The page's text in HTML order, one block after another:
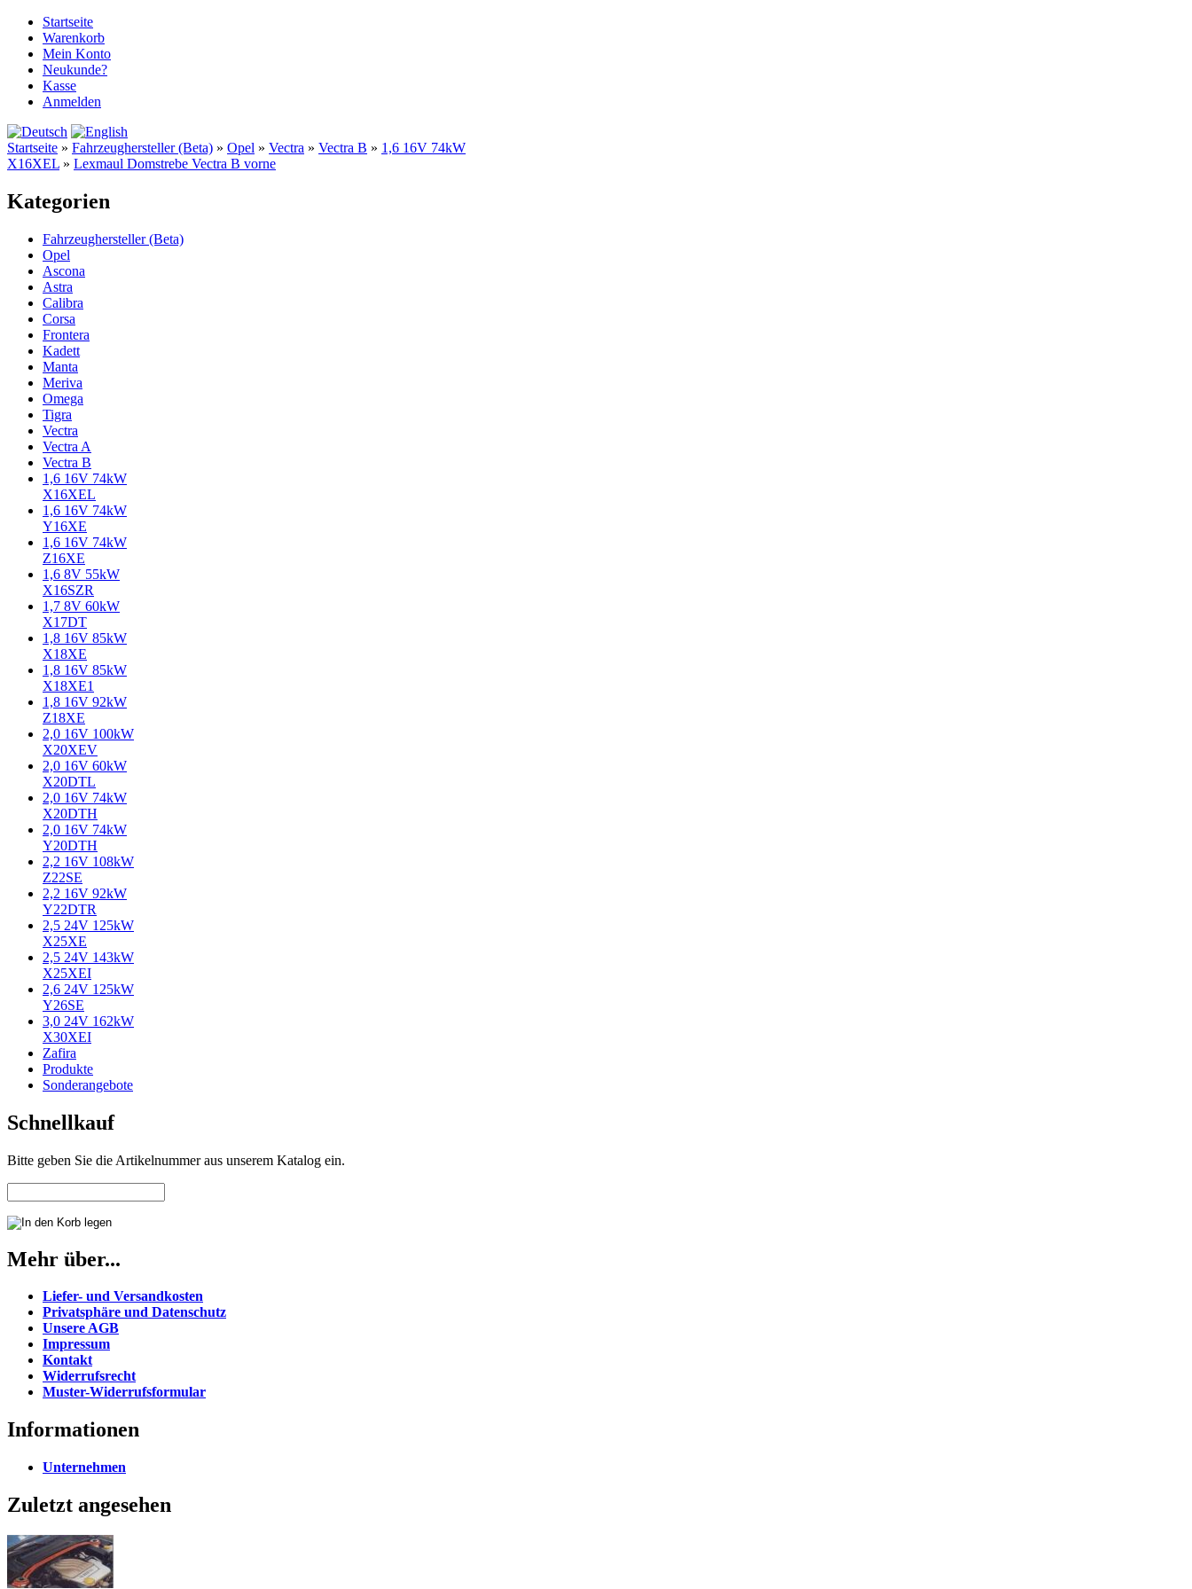
Startseite
Warenkorb
Mein Konto
Neukunde?
Kasse
Anmelden
Startseite » Fahrzeughersteller (Beta) » Opel » Vectra » Vectra B » 1,6 16V 74kW
X16XEL » Lexmaul Domstrebe Vectra B vorne
Kategorien
Fahrzeughersteller (Beta)
Opel
Ascona
Astra
Calibra
Corsa
Frontera
Kadett
Manta
Meriva
Omega
Tigra
Vectra
Vectra A
Vectra B
1,6 16V 74kW
X16XEL
1,6 16V 74kW
Y16XE
1,6 16V 74kW
Z16XE
1,6 8V 55kW
X16SZR
1,7 8V 60kW
X17DT
1,8 16V 85kW
X18XE
1,8 16V 85kW
X18XE1
1,8 16V 92kW
Z18XE
2,0 16V 100kW
X20XEV
2,0 16V 60kW
X20DTL
2,0 16V 74kW
X20DTH
2,0 16V 74kW
Y20DTH
2,2 16V 108kW
Z22SE
2,2 16V 92kW
Y22DTR
2,5 24V 125kW
X25XE
2,5 24V 143kW
X25XEI
2,6 24V 125kW
Y26SE
3,0 24V 162kW
X30XEI
Zafira
Produkte
Sonderangebote
Schnellkauf
Bitte geben Sie die Artikelnummer aus unserem Katalog ein.
Mehr über...
Liefer- und Versandkosten
Privatsphäre und Datenschutz
Unsere AGB
Impressum
Kontakt
Widerrufsrecht
Muster-Widerrufsformular
Informationen
Unternehmen
Zuletzt angesehen